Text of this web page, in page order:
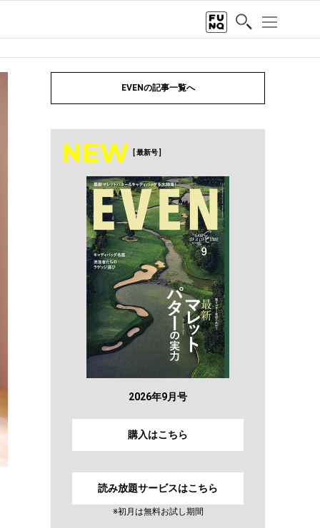
EVENの記事一覧へ
NEW [ 最新号 ]
2026年9月号
購入はこちら
読み放題サービスはこちら
※初月は無料お試し期間